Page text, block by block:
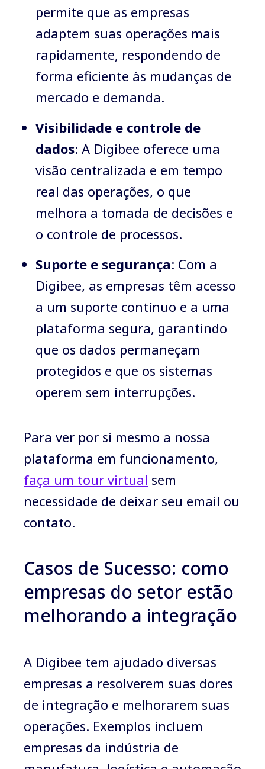
permite que as empresas
adaptem suas operações mais
rapidamente, respondendo de
forma eficiente às mudanças de
mercado e demanda.
Visibilidade e controle de
dados: A Digibee oferece uma
visão centralizada e em tempo
real das operações, o que
melhora a tomada de decisões e
o controle de processos.
Suporte e segurança: Com a
Digibee, as empresas têm acesso
a um suporte contínuo e a uma
plataforma segura, garantindo
que os dados permaneçam
protegidos e que os sistemas
operem sem interrupções.
Para ver por si mesmo a nossa
plataforma em funcionamento,
faça um tour virtual sem
necessidade de deixar seu email ou
contato.
Casos de Sucesso: como
empresas do setor estão
melhorando a integração
A Digibee tem ajudado diversas
empresas a resolverem suas dores
de integração e melhorarem suas
operações. Exemplos incluem
empresas da indústria de